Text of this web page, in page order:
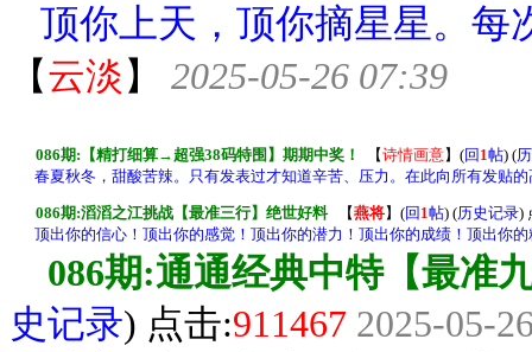
顶你上天，顶你摘星星。每
【云淡 】 2025-05-26 07:39
086期:【精打细算→超强38码特围】期期中奖！ 【诗情画意】 (回1帖) (
春夏秋冬，甜酸苦辣。只有发表过才知道辛苦、压力。在此向所有发贴
086期:滔滔之江挑战【最准三行】绝世好料 【燕将】 (回 1帖) (历史记录)
顶出你的信心！顶出你的感觉！顶出你的潜力！顶出你的成绩！顶出你
086期:通通经典中特【最准
史记录) 点击:911467 2025-05-